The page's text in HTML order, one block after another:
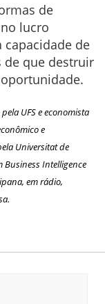
de
lucro
de
de que destruir
UFS e economista
e
Universitat de
Business Intelligence
em rádio,